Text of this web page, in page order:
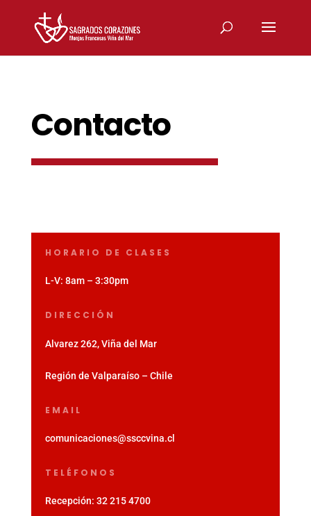
Contacto
HORARIO DE CLASES
L-V: 8am – 3:30pm
DIRECCIÓN
Alvarez 262, Viña del Mar
Región de Valparaíso – Chile
EMAIL
comunicaciones@ssccvina.cl
TELÉFONOS
Recepción: 32 215 4700